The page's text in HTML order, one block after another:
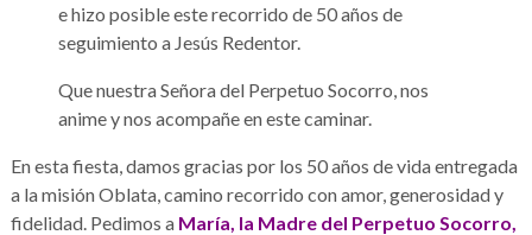
e hizo posible este recorrido de 50 años de
seguimiento a Jesús Redentor.
Que nuestra Señora del Perpetuo Socorro, nos
anime y nos acompañe en este caminar.
En esta fiesta, damos gracias por los 50 años de vida entregada
a la misión Oblata, camino recorrido con amor, generosidad y
fidelidad. Pedimos a María, la Madre del Perpetuo Socorro,